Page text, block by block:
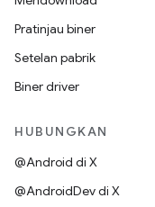
Pratinjau biner
Setelan pabrik
Biner driver
HUBUNGKAN
@Android di X
@AndroidDev di X